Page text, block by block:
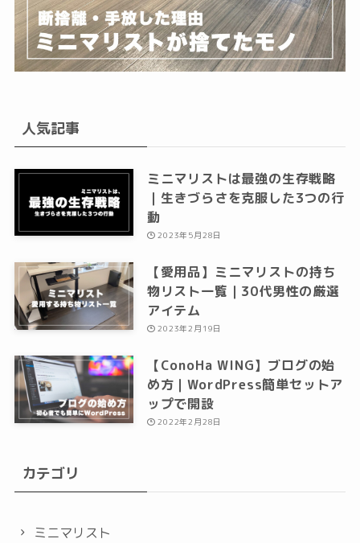
人気記事
ミニマリストは最強の生存戦略
｜生きづらさを克服した3つの行
動
2023年5月28日
【愛用品】ミニマリストの持ち
物リスト一覧｜30代男性の厳選
アイテム
2023年2月19日
【ConoHa WING】ブログの始
め方｜WordPress簡単セットア
ップで開設
2022年2月28日
カテゴリ
ミニマリスト